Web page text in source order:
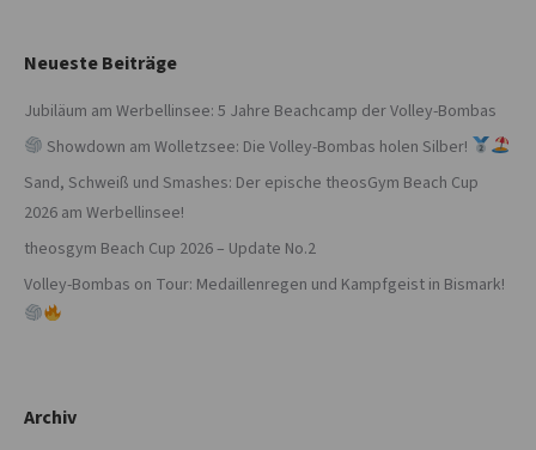
Neueste Beiträge
Jubiläum am Werbellinsee: 5 Jahre Beachcamp der Volley-Bombas
Showdown am Wolletzsee: Die Volley-Bombas holen Silber!
Sand, Schweiß und Smashes: Der epische theosGym Beach Cup
2026 am Werbellinsee!
theosgym Beach Cup 2026 – Update No.2
Volley-Bombas on Tour: Medaillenregen und Kampfgeist in Bismark!
Archiv